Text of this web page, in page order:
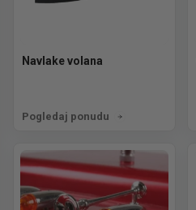
Navlake volana
Pogledaj ponudu